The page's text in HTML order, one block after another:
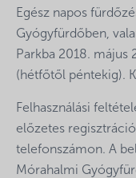
Egész napos
Gyógyfürdőben,
Parkba 2018.
(hétfőtől péntekig).
Felhasználási
előzetes
telefonszámon. A
Mórahalmi